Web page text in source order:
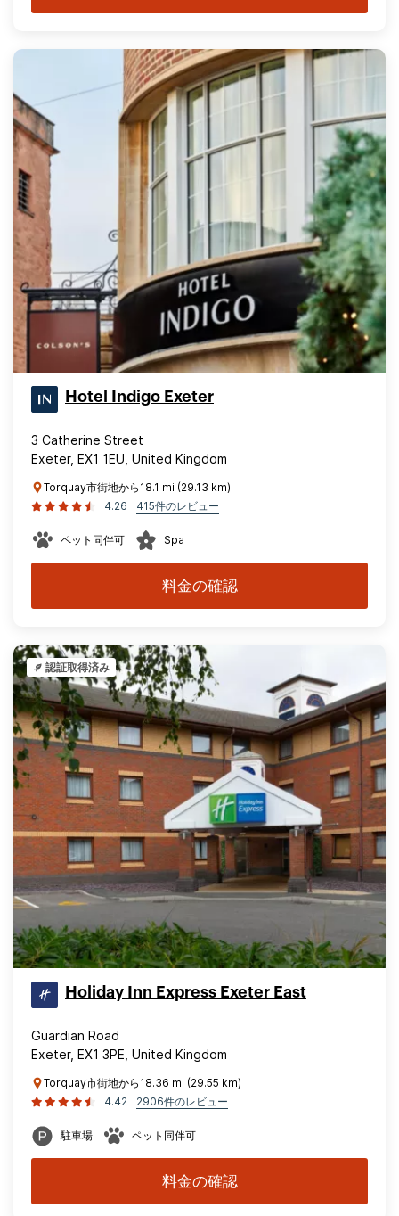
Hotel Indigo Exeter
3 Catherine Street
Exeter, EX1 1EU, United Kingdom
Torquay市街地から18.1 mi (29.13 km)
4.26
415件のレビュー
ペット同伴可 Spa
料金の確認
認証取得済み
Holiday Inn Express Exeter East
Guardian Road
Exeter, EX1 3PE, United Kingdom
Torquay市街地から18.36 mi (29.55 km)
4.42
2906件のレビュー
駐車場 ペット同伴可
料金の確認